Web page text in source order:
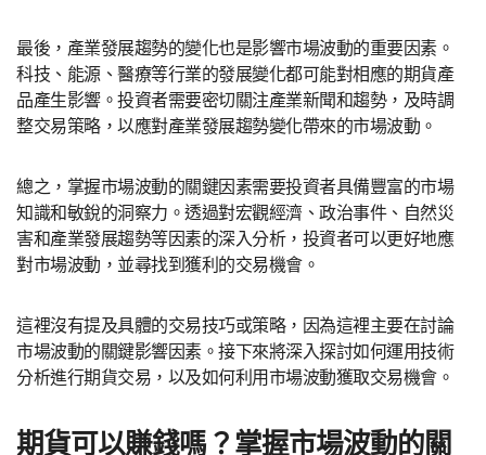
最後，產業發展趨勢的變化也是影響市場波動的重要因素。
科技、能源、醫療等行業的發展變化都可能對相應的期貨產
品產生影響。投資者需要密切關注產業新聞和趨勢，及時調
整交易策略，以應對產業發展趨勢變化帶來的市場波動。
總之，掌握市場波動的關鍵因素需要投資者具備豐富的市場
知識和敏銳的洞察力。透過對宏觀經濟、政治事件、自然災
害和產業發展趨勢等因素的深入分析，投資者可以更好地應
對市場波動，並尋找到獲利的交易機會。
這裡沒有提及具體的交易技巧或策略，因為這裡主要在討論
市場波動的關鍵影響因素。接下來將深入探討如何運用技術
分析進行期貨交易，以及如何利用市場波動獲取交易機會。
期貨可以賺錢嗎？掌握市場波動的關